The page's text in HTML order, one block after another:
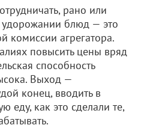
рано или
блюд — это
комиссии агрегатора.
повысить цены вряд
способность
Выход —
конец, вводить в
еду, как это сделали те,